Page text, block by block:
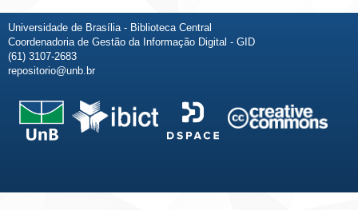
Universidade de Brasília - Biblioteca Central
Coordenadoria de Gestão da Informação Digital - GID
(61) 3107-2683
repositorio@unb.br